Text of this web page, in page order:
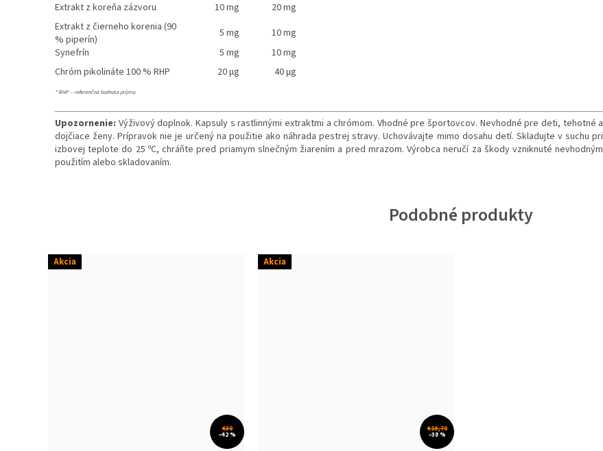
Extrakt z koreňa zázvoru
10 mg
20 mg
Extrakt z čierneho korenia (90
% piperín)
5 mg
10 mg
Synefrín
5 mg
10 mg
Chróm pikolináte 100 % RHP
20 μg 40 μg
* RHP – referenčná hodnota príjmu
Upozornenie: Výživový doplnok. Kapsuly s rastlinnými extraktmi a chrómom. Vhodné pre športovcov. Nevhodné pre deti, tehotné a
dojčiace ženy. Prípravok nie je určený na použitie ako náhrada pestrej stravy. Uchovávajte mimo dosahu detí. Skladujte v suchu pri
izbovej teplote do 25 ºC, chráňte pred priamym slnečným žiarením a pred mrazom. Výrobca neručí za škody vzniknuté nevhodným
použitím alebo skladovaním.
Akcia
€30
–42 %
Akcia
€18,70
–38 %